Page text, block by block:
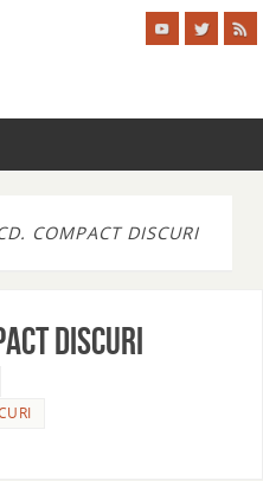
COMPACT DISCURI
DISCURI